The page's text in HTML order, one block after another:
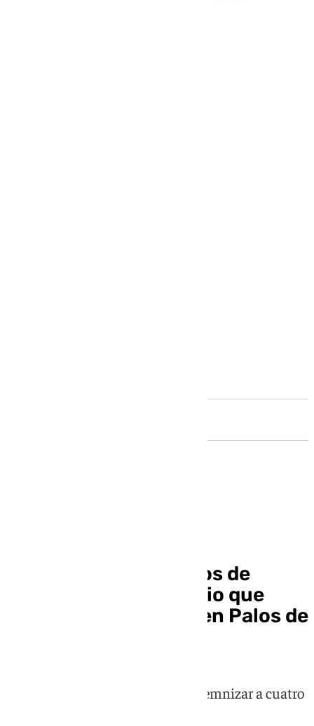
Condenada a diez años de
prisión por un incendio que
calcinó 80 chabolas en Palos de
La procesada también deberá indemnizar a cuatro